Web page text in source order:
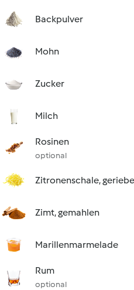
Backpulver
Mohn
Zucker
Milch
Rosinen
optional
Zitronenschale,
Zimt, gemahlen
Marillenmarmelade
Rum
optional